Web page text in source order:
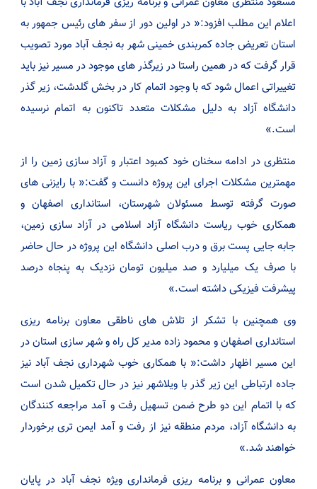
اعلام این مطلب افزود:« در اولین دور از سفر های رئیس جمهور به
استان تعریض جاده کمربندی خمینی شهر به نجف آباد مورد تصویب
قرار گرفت که در همین راستا در زیرگذر های موجود در مسیر نیز باید
تغییراتی اعمال شود که با وجود اتمام کار در بخش گلدشت، زیر گذر
دانشگاه آزاد به دلیل مشکلات متعدد تاکنون به اتمام نرسیده
است.»
منتظری در ادامه سخنان خود کمبود اعتبار و آزاد سازی زمین را از
مهمترین مشکلات اجرای این پروژه دانست و گفت:« با رایزنی های
صورت گرفته توسط مسئولان شهرستان، استانداری اصفهان و
همکاری خوب ریاست دانشگاه آزاد اسلامی در آزاد سازی زمین،
جابه جایی پست برق و درب اصلی دانشگاه این پروژه در حال حاضر
با صرف یک میلیارد و صد میلیون تومان نزدیک به پنجاه درصد
پیشرفت فیزیکی داشته است.»
وی همچنین با تشکر از تلاش های ناطقی معاون برنامه ریزی
استانداری اصفهان و محمود زاده مدیر کل راه و شهر سازی استان در
این مسیر اظهار داشت:« با همکاری خوب شهرداری نجف آباد نیز
جاده ارتباطی این زیر گذر با ویلاشهر نیز در حال تکمیل شدن است
که با اتمام این دو طرح ضمن تسهیل رفت و آمد مراجعه کنندگان
به دانشگاه آزاد، مردم منطقه نیز از رفت و آمد ایمن تری برخوردار
خواهند شد.»
معاون عمرانی و برنامه ریزی فرمانداری ویژه نجف آباد در پایان